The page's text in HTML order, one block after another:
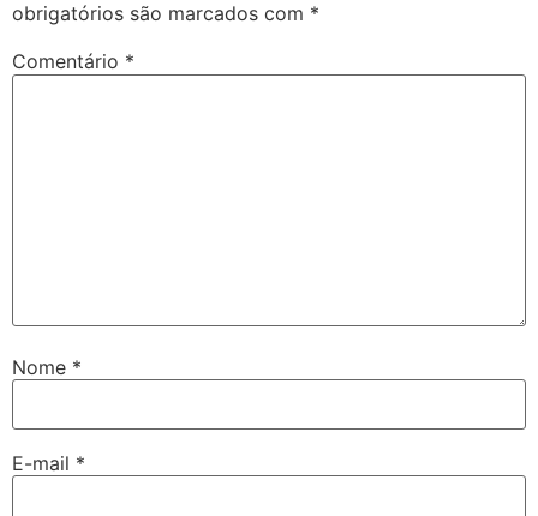
obrigatórios são marcados com *
Comentário *
Nome *
E-mail *